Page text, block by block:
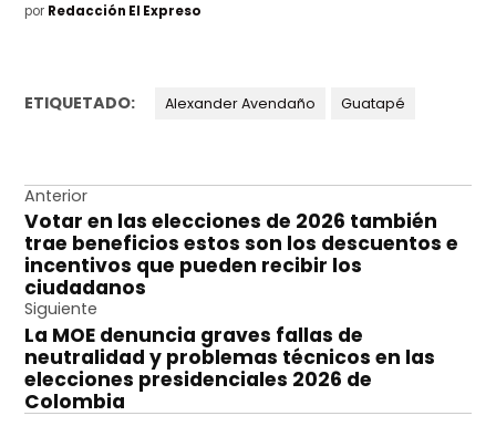
por Redacción El Expreso
ETIQUETADO: Alexander Avendaño Guatapé
Navegación
de
entradas
Anterior
Votar en las elecciones de 2026 también
trae beneficios estos son los descuentos e
incentivos que pueden recibir los
ciudadanos
Siguiente
La MOE denuncia graves fallas de
neutralidad y problemas técnicos en las
elecciones presidenciales 2026 de
Colombia